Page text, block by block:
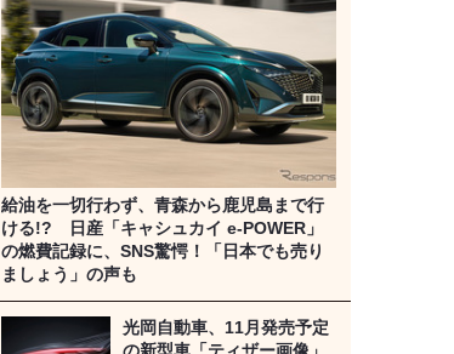
給油を一切行わず、青森から鹿児島まで行
ける!? 日産「キャシュカイ e-POWER」
の燃費記録に、SNS驚愕！「日本でも売り
ましょう」の声も
光岡自動車、11月発売予定